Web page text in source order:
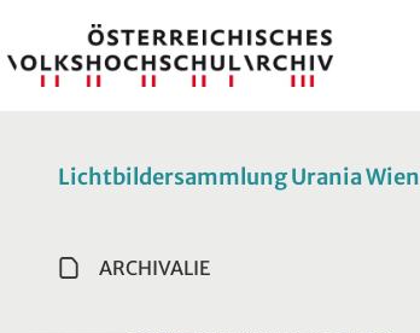
Lichtbildersammlung Urania Wien
ARCHIVALIE